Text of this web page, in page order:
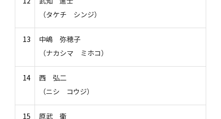
（タケチ シンジ）
13
中嶋 弥穂子
（ナカシマ ミホコ）
14
西 弘二
（ニシ コウジ）
15
原武 衛